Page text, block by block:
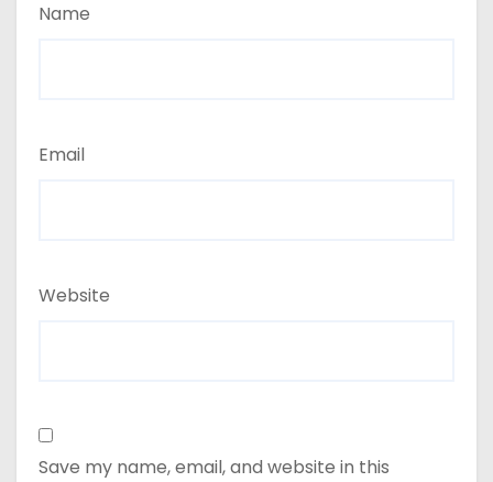
Name
Email
Website
Save my name, email, and website in this